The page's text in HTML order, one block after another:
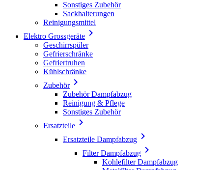
Sonstiges Zubehör
Sackhalterungen
Reinigungsmittel
Elektro Grossgeräte 
Geschirrspüler
Gefrierschränke
Gefriertruhen
Kühlschränke
Zubehör
Zubehör Dampfabzug
Reinigung & Pflege
Sonstiges Zubehör
Ersatzteile 
Ersatzteile Dampfabzug 
Filter Dampfabzug 
Kohlefilter Dampfabzug